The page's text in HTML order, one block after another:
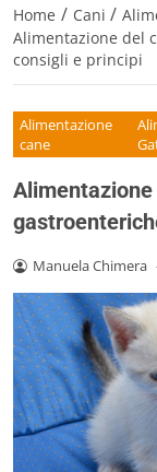
Home / Cani /
Alimentazione del
consigli e principi
Alimentazione
cane
Manuela Chimera